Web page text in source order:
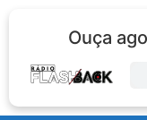
Ouça